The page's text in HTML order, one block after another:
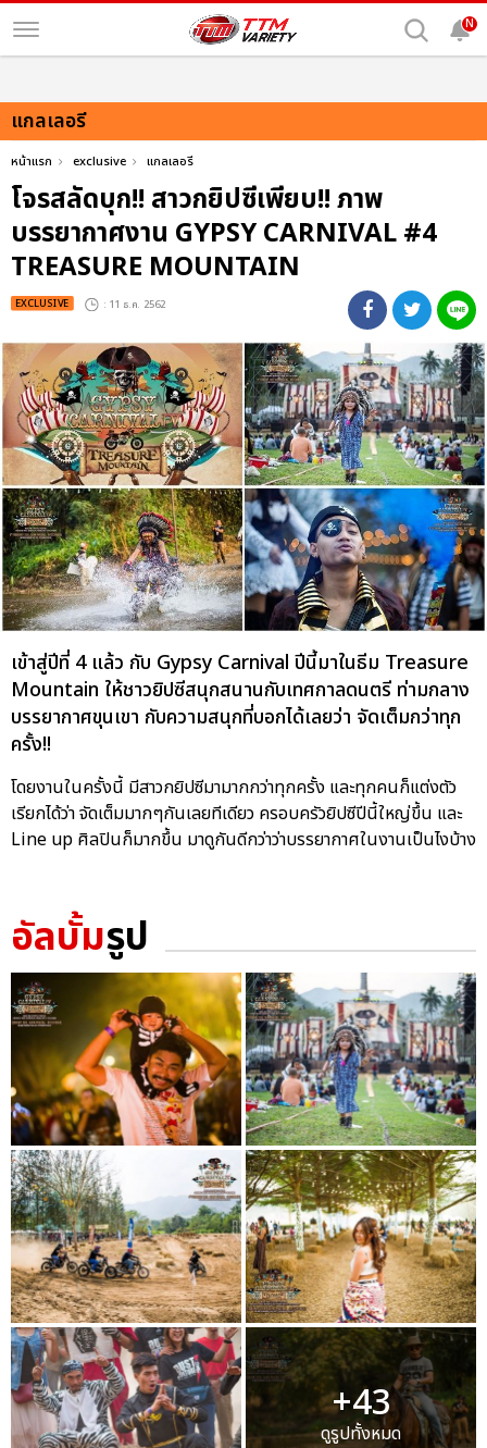
N
แกลเลอรี
หน้าแรก exclusive แกลเลอรี
โจรสลัดบุก!! สาวกยิปซีเพียบ!! ภาพ
บรรยากาศงาน GYPSY CARNIVAL #4
TREASURE MOUNTAIN
EXCLUSIVE : 11 ธ.ค. 2562
เข้าสู่ปีที่ 4 แล้ว กับ Gypsy Carnival ปีนี้มาในธีม Treasure
Mountain ให้ชาวยิปซีสนุกสนานกับเทศกาลดนตรี ท่ามกลาง
บรรยากาศขุนเขา กับความสนุกที่บอกได้เลยว่า จัดเต็มกว่าทุก
ครั้ง!!
โดยงานในครั้งนี้ มีสาวกยิปซีมามากกว่าทุกครั้ง และทุกคนก็แต่งตัว
เรียกได้ว่า จัดเต็มมากๆกันเลยทีเดียว ครอบครัวยิปซีปีนี้ใหญ่ขึ้น และ
Line up ศิลปินก็มากขึ้น มาดูกันดีกว่าว่าบรรยากาศในงานเป็นไงบ้าง
อัลบั้มรูป
+43
ดูรูปทั้งหมด